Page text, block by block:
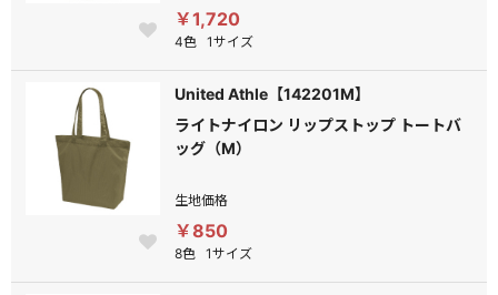
￥1,720
4色 1サイズ
United Athle【142201M】
ライトナイロン リップストップ トートバ
ッグ（M）
生地価格
￥850
8色 1サイズ